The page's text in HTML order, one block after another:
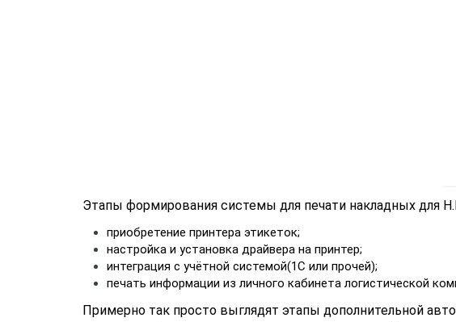
Этапы формирования системы для печати накладных для
приобретение принтера этикеток;
настройка и установка драйвера на принтер;
интеграция с учётной системой(1С или прочей);
печать информации из личного кабинета логистической
Примерно так просто выглядят этапы дополнительной